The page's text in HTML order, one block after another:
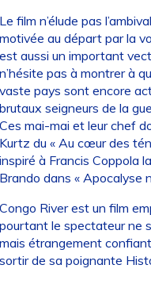
film n’élude pas
au départ par la
aussi un important
pas à montrer à
pays sont encore
seigneurs de la
mai-mai et leur chef
du « Au cœur des
à Francis Coppola
dans « Apocalyse
River est un film
le spectateur ne
étrangement
de sa poignante